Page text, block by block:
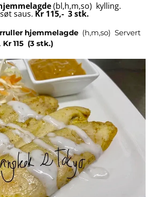
(bl,h,m,so) kylling.
saus. Kr 115,- 3 stk.
hjemmelagde (h,m,so) Servert
Kr 115 (3 stk.)